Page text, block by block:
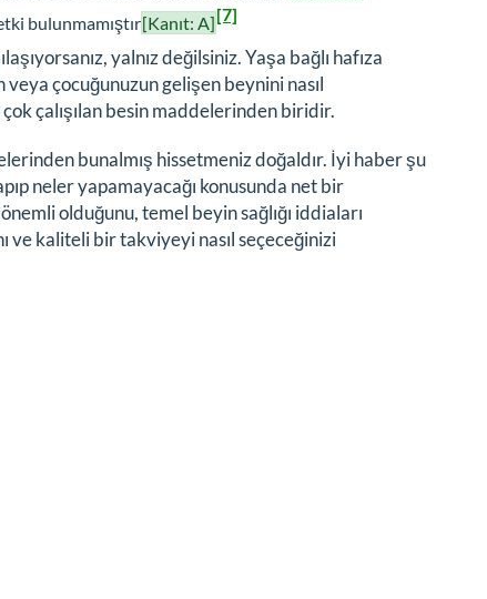
bulunmamıştır[Kanıt: A][7]
yalnız değilsiniz. Yaşa bağlı hafıza
çocuğunuzun gelişen beynini nasıl
çalışılan besin maddelerinden biridir.
bunalmış hissetmeniz doğaldır. İyi haber şu
neler yapamayacağı konusunda net bir
olduğunu, temel beyin sağlığı iddiaları
ve kaliteli bir takviyeyi nasıl seçeceğinizi